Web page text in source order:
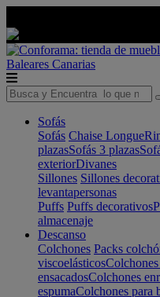
Baleares Canarias
Sofás
Sofás Chaise Longue
plazasSofás 3 plazas
exteriorDivanes
Sillones Sillones
levantapersonas
Puffs Puffs decorativos
almacenaje
Descanso
Colchones Packs
viscoelásticos
ensacadosColchones
espumaColchones para